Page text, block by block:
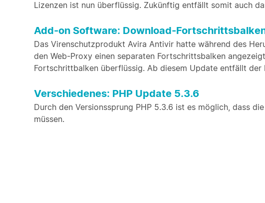
Lizenzen ist nun überflüssig. Zukünftig entfällt somit auch
Add-on Software: Download-
Das Virenschutzprodukt Avira Antivir hatte während des
den Web-Proxy einen separaten Fortschrittsbalken
Fortschrittbalken überflüssig. Ab diesem Update entfällt
Verschiedenes: PHP Update 5.3.6
Durch den Versionssprung PHP 5.3.6 ist es möglich, dass
müssen.